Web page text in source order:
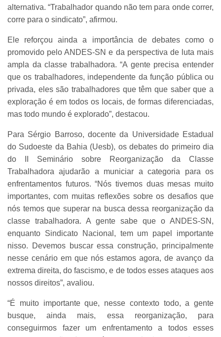
alternativa. “Trabalhador quando não tem para onde correr,
corre para o sindicato”, afirmou.
Ele reforçou ainda a importância de debates como o
promovido pelo ANDES-SN e da perspectiva de luta mais
ampla da classe trabalhadora. “A gente precisa entender
que os trabalhadores, independente da função pública ou
privada, eles são trabalhadores que têm que saber que a
exploração é em todos os locais, de formas diferenciadas,
mas todo mundo é explorado”, destacou.
Para Sérgio Barroso, docente da Universidade Estadual
do Sudoeste da Bahia (Uesb), os debates do primeiro dia
do II Seminário sobre Reorganização da Classe
Trabalhadora ajudarão a municiar a categoria para os
enfrentamentos futuros. “Nós tivemos duas mesas muito
importantes, com muitas reflexões sobre os desafios que
nós temos que superar na busca dessa reorganização da
classe trabalhadora. A gente sabe que o ANDES-SN,
enquanto Sindicato Nacional, tem um papel importante
nisso. Devemos buscar essa construção, principalmente
nesse cenário em que nós estamos agora, de avanço da
extrema direita, do fascismo, e de todos esses ataques aos
nossos direitos”, avaliou.
“É muito importante que, nesse contexto todo, a gente
busque, ainda mais, essa reorganização, para
conseguirmos fazer um enfrentamento a todos esses